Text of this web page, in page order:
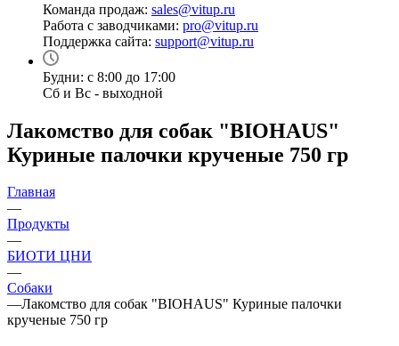
Команда продаж: sales@vitup.ru
Работа с заводчиками: pro@vitup.ru
Поддержка сайта: support@vitup.ru
Будни: с 8:00 до 17:00
Сб и Вс - выходной
Лакомство для собак "BIOHAUS"
Куриные палочки крученые 750 гр
Главная
—
Продукты
—
БИОТИ ЦНИ
—
Собаки
—Лакомство для собак "BIOHAUS" Куриные палочки
крученые 750 гр